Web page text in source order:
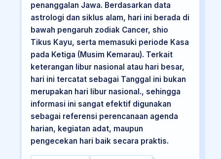
penanggalan Jawa. Berdasarkan data
astrologi dan siklus alam, hari ini berada di
bawah pengaruh zodiak Cancer, shio
Tikus Kayu, serta memasuki periode Kasa
pada Ketiga (Musim Kemarau). Terkait
keterangan libur nasional atau hari besar,
hari ini tercatat sebagai Tanggal ini bukan
merupakan hari libur nasional., sehingga
informasi ini sangat efektif digunakan
sebagai referensi perencanaan agenda
harian, kegiatan adat, maupun
pengecekan hari baik secara praktis.